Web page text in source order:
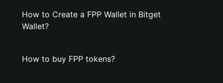
How to Create a FPP Wallet in Bitget
Wallet?
How to buy FPP tokens?